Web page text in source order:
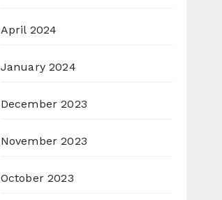
April 2024
January 2024
December 2023
November 2023
October 2023